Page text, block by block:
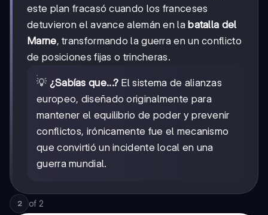
este plan fracasó cuando los franceses
detuvieron el avance alemán en la batalla del
Marne, transformando la guerra en un conflicto
de posiciones fijas o trincheras.
💡 ¿Sabías que...? El sistema de alianzas
europeo, diseñado originalmente para
mantener el equilibrio de poder y prevenir
conflictos, irónicamente fue el mecanismo
que convirtió un incidente local en una
guerra mundial.
2 of 2